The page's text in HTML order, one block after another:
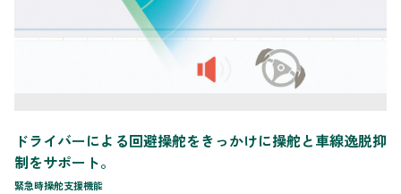
ドライバーによる回避操舵をきっかけに操舵と車線逸脱抑
制をサポート。
緊急時操舵支援機能